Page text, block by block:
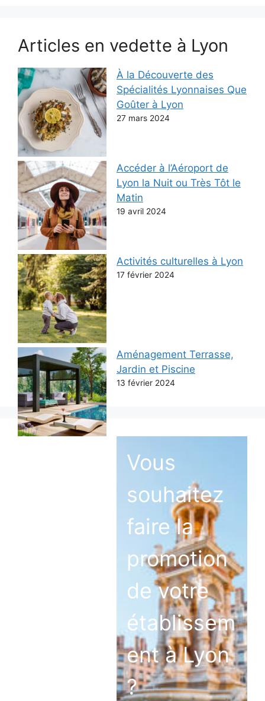
Articles en vedette à Lyon
À la Découverte des
Spécialités Lyonnaises Que
Goûter à Lyon
27 mars 2024
Accéder à l’Aéroport de
Lyon la Nuit ou Très Tôt le
Matin
19 avril 2024
Activités culturelles à Lyon
17 février 2024
Aménagement Terrasse,
Jardin et Piscine
13 février 2024
Vous
souhaitez
faire la
promotion
de votre
établissem
ent à Lyon
?